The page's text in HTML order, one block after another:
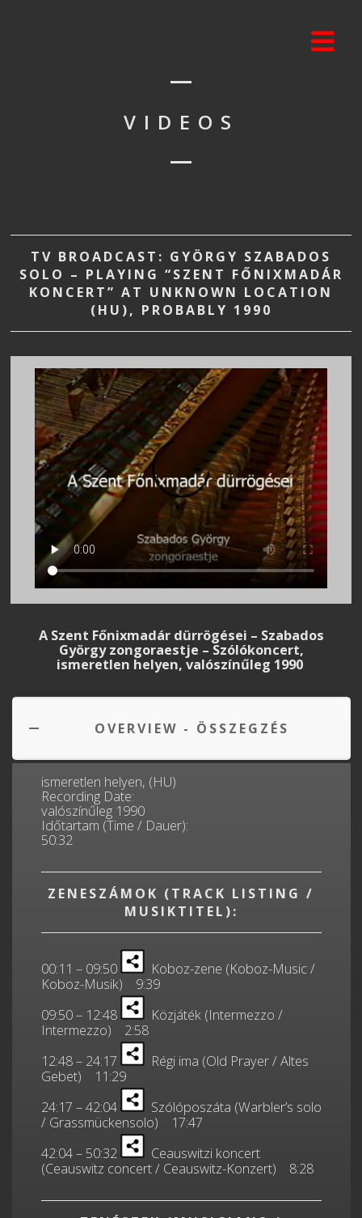
VIDEOS
TV BROADCAST: GYÖRGY SZABADOS
SOLO – PLAYING “SZENT FŐNIXMADÁR
KONCERT” AT UNKNOWN LOCATION
(HU), PROBABLY 1990
A Szent Főnixmadár dürrögései – Szabados
György zongoraestje – Szólókoncert,
ismeretlen helyen, valószínűleg 1990
OVERVIEW - ÖSSZEGZÉS
ismeretlen helyen, (HU)
Recording Date:
valószínűleg 1990
Időtartam (Time / Dauer):
50:32
ZENESZÁMOK (TRACK LISTING /
MUSIKTITEL):
00:11 – 09:50
Koboz-zene (Koboz-Music /
Koboz-Musik) 9:39
09:50 – 12:48
Közjáték (Intermezzo /
Intermezzo) 2:58
12:48 – 24:17
Régi ima (Old Prayer / Altes
Gebet) 11:29
24:17 – 42:04
Szólóposzáta (Warbler’s solo
/ Grassmückensolo) 17:47
42:04 – 50:32
Ceauswitzi koncert
(Ceauswitz concert / Ceauswitz-Konzert) 8:28